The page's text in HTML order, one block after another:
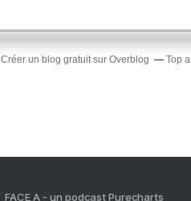
Créer un blog gratuit sur Overblog Top
FACE A - un podcast Purecharts